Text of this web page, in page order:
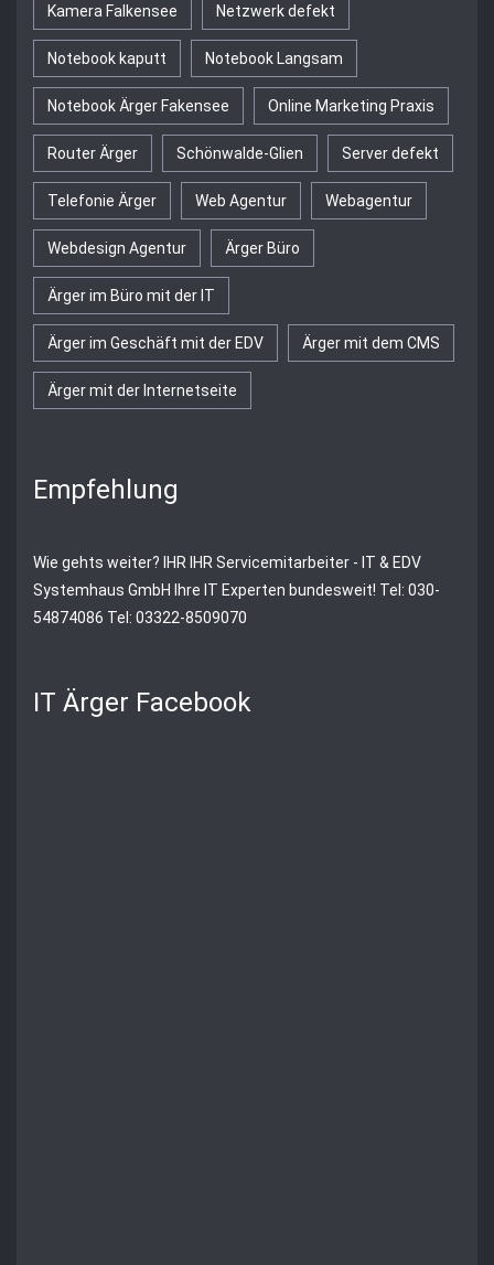
Kamera Falkensee Netzwerk defekt
Notebook kaputt Notebook Langsam
Notebook Ärger Fakensee Online Marketing Praxis
Router Ärger Schönwalde-Glien Server defekt
Telefonie Ärger Web Agentur Webagentur
Webdesign Agentur Ärger Büro
Ärger im Büro mit der IT
Ärger im Geschäft mit der EDV Ärger mit dem CMS
Ärger mit der Internetseite
Empfehlung
Wie gehts weiter? IHR IHR Servicemitarbeiter - IT & EDV
Systemhaus GmbH
Ihre IT Experten bundesweit! Tel: 030-
54874086 Tel: 03322-8509070
IT Ärger Facebook